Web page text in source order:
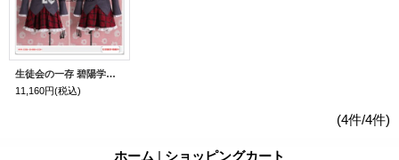
生徒会の一存 碧陽学園生徒会 紅葉知弦 コスプレ衣装
11,160円(税込)
(4件/4件)
ホーム | ショッピングカート